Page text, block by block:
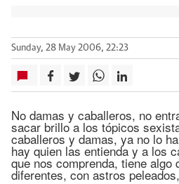
Sunday, 28 May 2006, 22:23
No damas y caballeros, no
sacar brillo a los tópicos
caballeros y damas, ya no lo
hay quien las entienda y a los
que nos comprenda, tiene algo
diferentes, con astros